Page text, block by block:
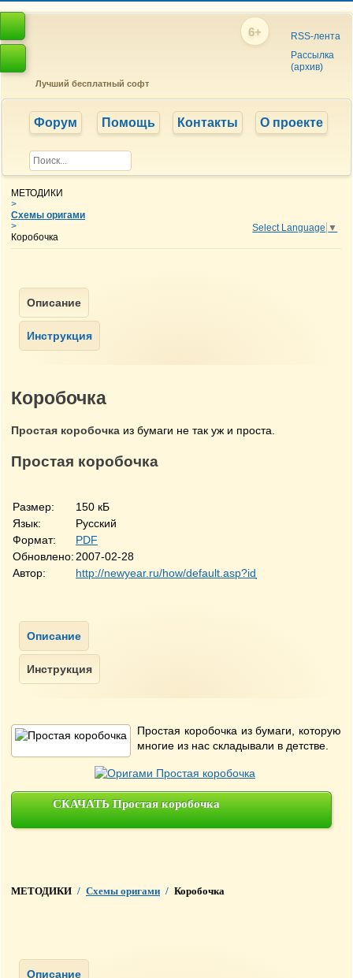
6+
RSS-лента
Рассылка
(архив)
Лучший бесплатный софт
Форум Помощь Контакты О проекте
МЕТОДИКИ
>
Схемы оригами
>
Коробочка
Select Language ▼
Коробочка
Простая коробочка из бумаги не так уж и проста.
Простая коробочка
Размер:
150 кБ
Язык:
Русский
Формат:
PDF
Обновлено: 2007-02-28
Автор:
http://newyear.ru/how/default.asp?id_articles=158
Простая коробочка из бумаги, которую
многие из нас складывали в детстве.
СКАЧАТЬ Простая коробочка
МЕТОДИКИ / Схемы оригами / Коробочка